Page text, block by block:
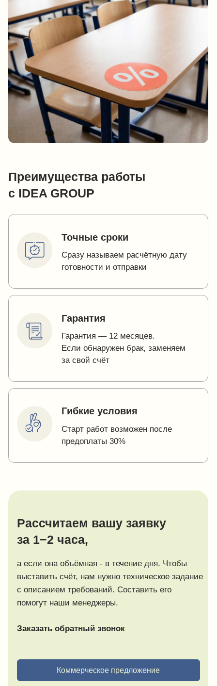
Гарантия — 12 месяцев.
Если обнаружен брак, заменяем
за свой счёт
Старт работ возможен после
предоплаты 30%
Гибкие условия
а если она объёмная - в течение дня. Чтобы
за 1−2 часа,
Заказать обратный звонок
Рассылка
Возврат товара
О компании
Условия сотрудничества
Способы оплаты
Каталог